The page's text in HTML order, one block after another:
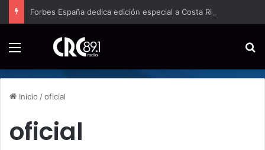
Inicio /oficial
oficial